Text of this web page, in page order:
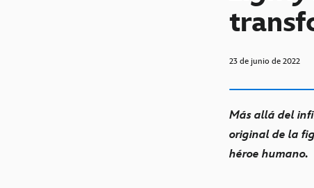
23 de junio de 2022
Más allá del
original de la
héroe humano.